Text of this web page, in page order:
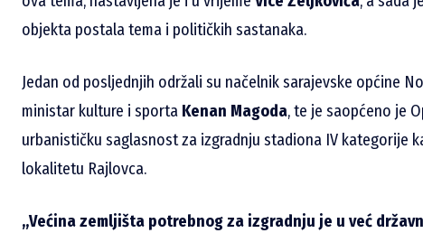
objekta postala tema i političkih sastanaka.
Jedan od posljednjih održali su načelnik sarajevske općine
ministar kulture i sporta Kenan Magoda, te je saopćeno je
urbanističku saglasnost za izgradnju stadiona IV kategorije
lokalitetu Rajlovca.
„Većina zemljišta potrebnog za izgradnju je u već